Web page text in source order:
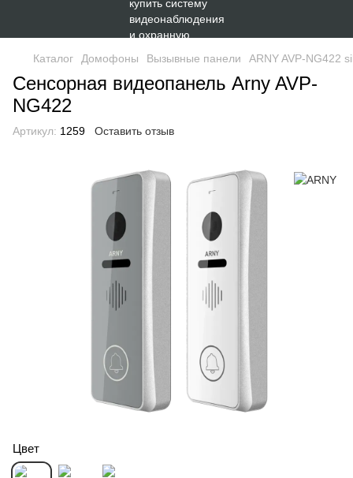
Каталог Домофоны Вызывные панели ARNY AVP-NG422
Сенсорная видеопанель Arny AVP-
NG422
Артикул: 1259 Оставить отзыв
Цвет